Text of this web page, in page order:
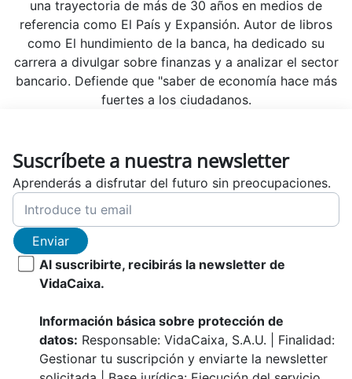
una trayectoria de más de 30 años en medios de
referencia como El País y Expansión. Autor de libros
como El hundimiento de la banca, ha dedicado su
carrera a divulgar sobre finanzas y a analizar el sector
bancario. Defiende que "saber de economía hace más
fuertes a los ciudadanos.
Suscríbete a nuestra newsletter
Aprenderás a disfrutar del futuro sin preocupaciones.
Enviar
Al suscribirte, recibirás la newsletter de
VidaCaixa.
Información básica sobre protección de
datos: Responsable: VidaCaixa, S.A.U. | Finalidad:
Gestionar tu suscripción y enviarte la newsletter